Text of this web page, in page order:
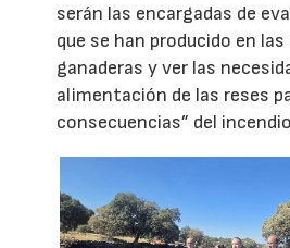
serán las encargadas de
que se han producido en
ganaderas y ver las
alimentación de las reses
consecuencias” del